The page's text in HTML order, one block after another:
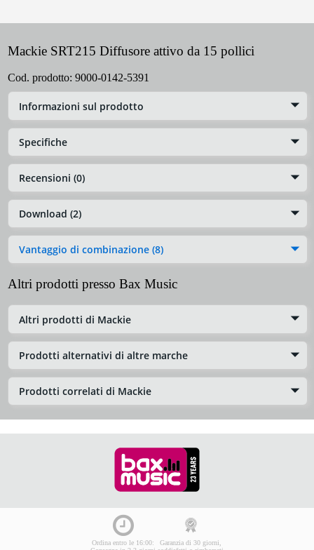
Mackie SRT215 Diffusore attivo da 15 pollici
Cod. prodotto: 9000-0142-5391
Informazioni sul prodotto
Specifiche
Recensioni (0)
Download (2)
Vantaggio di combinazione (8)
Altri prodotti presso Bax Music
Altri prodotti di Mackie
Prodotti alternativi di altre marche
Prodotti correlati di Mackie
Ordina entro le 16:00:
Garanzia di 30 giorni,